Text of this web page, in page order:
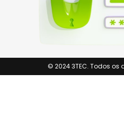
© 2024 3TEC. Todos os